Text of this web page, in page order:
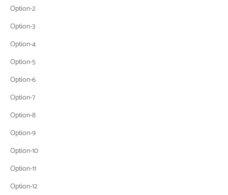
Option-2
Option-3
Option-4
Option-5
Option-6
Option-7
Option-8
Option-9
Option-10
Option-11
Option-12